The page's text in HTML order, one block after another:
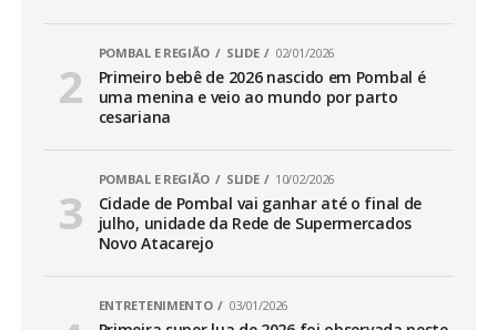
POMBAL E REGIÃO SLIDE 02/01/2026
Primeiro bebê de 2026 nascido em Pombal é
uma menina e veio ao mundo por parto
cesariana
POMBAL E REGIÃO SLIDE 10/02/2026
Cidade de Pombal vai ganhar até o final de
julho, unidade da Rede de Supermercados
Novo Atacarejo
ENTRETENIMENTO 03/01/2026